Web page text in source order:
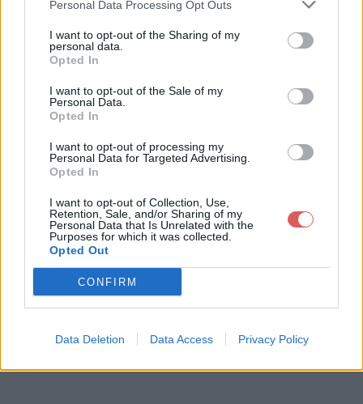
Personal Data Processing Opt Outs
I want to opt-out of the Sharing of my
personal data.
Opted In
I want to opt-out of the Sale of my
Personal Data.
Opted In
I want to opt-out of processing my
Personal Data for Targeted Advertising.
Opted In
I want to opt-out of Collection, Use,
Retention, Sale, and/or Sharing of my
Personal Data that Is Unrelated with the
Purposes for which it was collected.
Opted Out
CONFIRM
Data Deletion Data Access Privacy Policy
Télécharger le fichier Prix-Jeune
ssd-Catalogue-2023-2024.pdf
Télécharger Prix-Jeunessd-Catalo
gue-2023-2024.pdf
Télécharger le fichier (113 Ko)